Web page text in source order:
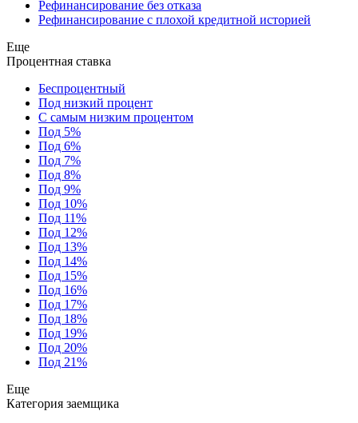
Рефинансирование без отказа
Рефинансирование с плохой кредитной историей
Еще
Процентная ставка
Беспроцентный
Под низкий процент
С самым низким процентом
Под 5%
Под 6%
Под 7%
Под 8%
Под 9%
Под 10%
Под 11%
Под 12%
Под 13%
Под 14%
Под 15%
Под 16%
Под 17%
Под 18%
Под 19%
Под 20%
Под 21%
Еще
Категория заемщика